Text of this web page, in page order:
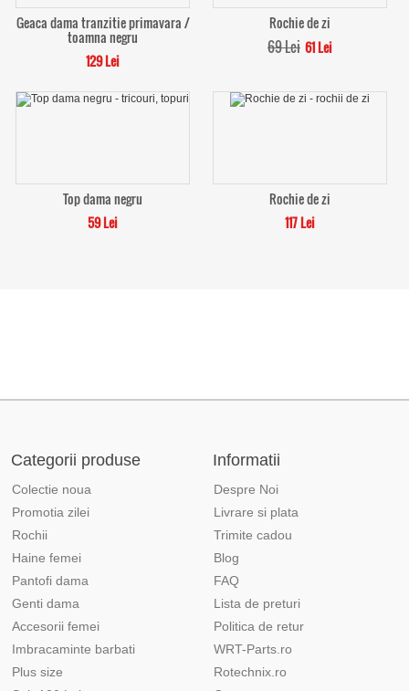
Geaca dama tranzitie primavara /
toamna negru
129 Lei
Rochie de zi
69 Lei 61 Lei
Top dama negru
59 Lei
Rochie de zi
117 Lei
Categorii produse
Colectie noua
Promotia zilei
Rochii
Haine femei
Pantofi dama
Genti dama
Accesorii femei
Imbracaminte barbati
Plus size
Informatii
Despre Noi
Livrare si plata
Trimite cadou
Blog
FAQ
Lista de preturi
Politica de retur
WRT-Parts.ro
Rotechnix.ro